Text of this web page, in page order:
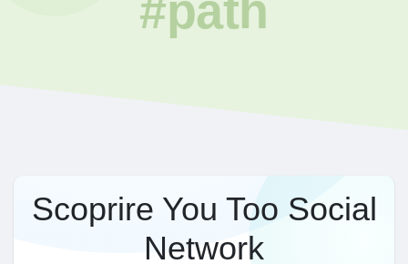
#path
Scoprire You Too Social
Network